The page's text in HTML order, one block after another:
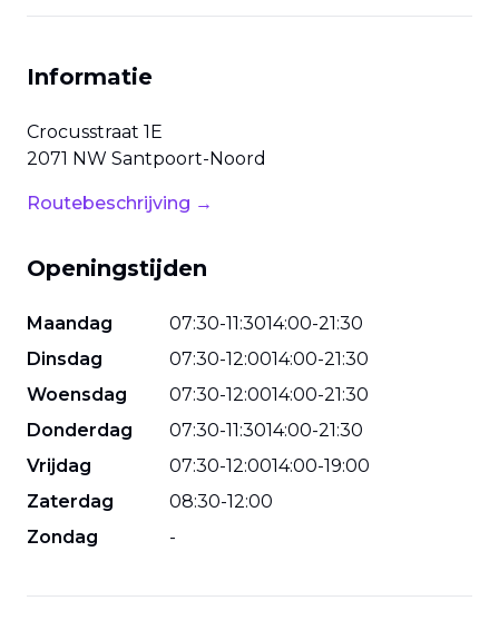
Informatie
Crocusstraat 1E
2071 NW Santpoort-Noord
Routebeschrijving →
Openingstijden
Maandag 07:30-11:3014:00-21:30
Dinsdag
07:30-12:0014:00-21:30
Woensdag
07:30-12:0014:00-21:30
Donderdag
07:30-11:3014:00-21:30
Vrijdag
07:30-12:0014:00-19:00
Zaterdag
08:30-12:00
Zondag
-